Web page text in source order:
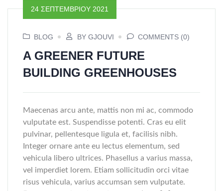
24 ΣΕΠΤΕΜΒΡΊΟΥ 2021
BLOG BY GJOUVI COMMENTS (0)
A GREENER FUTURE
BUILDING GREENHOUSES
Maecenas arcu ante, mattis non mi ac, commodo
vulputate est. Suspendisse potenti. Cras eu elit
pulvinar, pellentesque ligula et, facilisis nibh.
Integer ornare ante eu lectus elementum, sed
vehicula libero ultrices. Phasellus a varius massa,
vel imperdiet lorem. Etiam sollicitudin orci vitae
risus vehicula, varius accumsan sem vulputate.